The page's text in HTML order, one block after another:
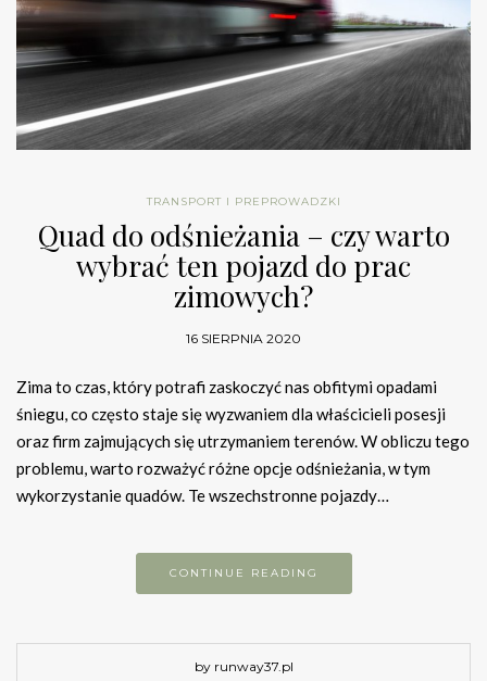
TRANSPORT I PREPROWADZKI
Quad do odśnieżania – czy warto
wybrać ten pojazd do prac
zimowych?
16 SIERPNIA 2020
Zima to czas, który potrafi zaskoczyć nas obfitymi opadami
śniegu, co często staje się wyzwaniem dla właścicieli posesji
oraz firm zajmujących się utrzymaniem terenów. W obliczu tego
problemu, warto rozważyć różne opcje odśnieżania, w tym
wykorzystanie quadów. Te wszechstronne pojazdy…
CONTINUE READING
by runway37.pl